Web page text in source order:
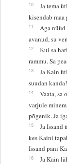
10
Ja tema
kisendab
11
Aga nüüd
avanud, su
12
Kui sa
rammu. Sa
13
Ja Kain
suudan kanda!
14
Vaata, sa
varjule
põgenik. Ja
15
Ja Issand
kes Kaini
Issand pani
16
Ja Kain